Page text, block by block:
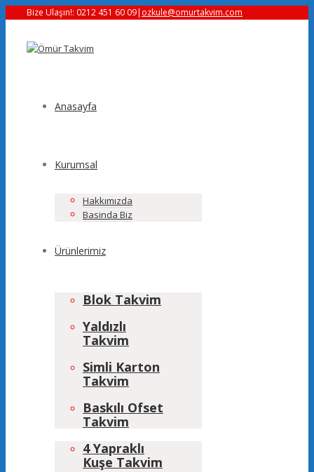
Bize Ulaşın!: 0212 451 60 09| ozkule@omurtakvim.com
Anasayfa
Kurumsal
Hakkımızda
Basinda Biz
Ürünlerimiz
Blok Takvim
Yaldızlı
Takvim
Simli Karton
Takvim
Baskılı Ofset
Takvim
4 Yapraklı
Kuşe Takvim